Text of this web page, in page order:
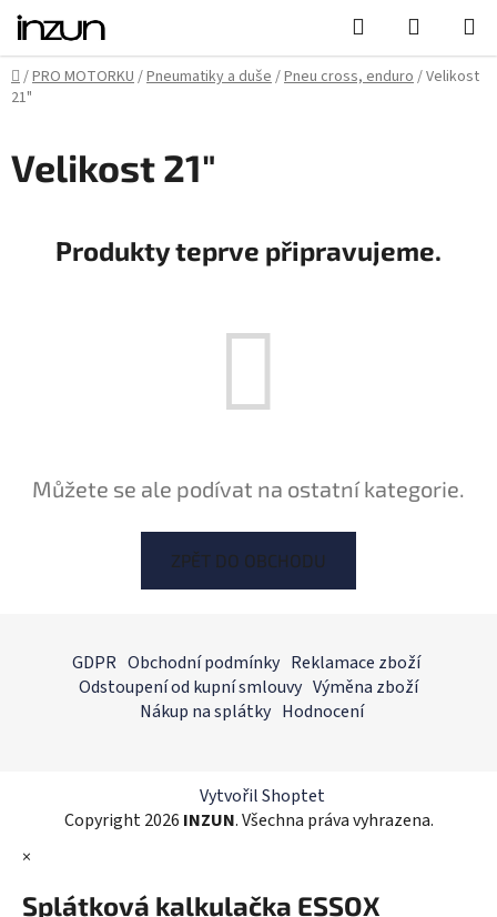
Přejít
obsah
Hledat
KOŠÍK
Domů
/PRO MOTORKU/Pneumatiky a duše/Pneu cross, enduro/Velikost
21"
Velikost 21"
Produkty teprve připravujeme.
Můžete se ale podívat na ostatní kategorie.
ZPĚT DO OBCHODU
GDPR Obchodní podmínky Reklamace zboží
Odstoupení od kupní smlouvy Výměna zboží
Nákup na splátky Hodnocení
Vytvořil Shoptet
Copyright 2026 INZUN. Všechna práva vyhrazena.
×
Splátková kalkulačka ESSOX